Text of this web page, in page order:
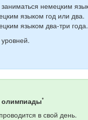
заниматься немецким
языком год или два.
языком два-три года.
олимпиады*
в свой день.